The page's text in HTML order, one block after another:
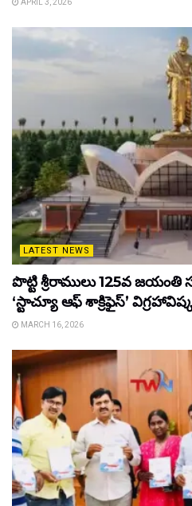
LATEST NEWS
పొట్టి శ్రీరాములు 125వ
‘స్టాచ్యూ ఆఫ్ శాక్రిఫైస్’
MARCH 16, 2026